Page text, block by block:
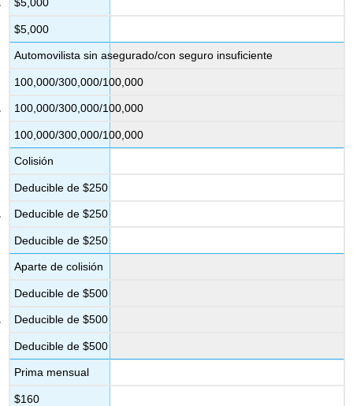
$5,000
$5,000
Automovilista sin asegurado/con seguro insuficiente
100,000/300,000/100,000
100,000/300,000/100,000
100,000/300,000/100,000
Colisión
Deducible de $250
Deducible de $250
Deducible de $250
Aparte de colisión
Deducible de $500
Deducible de $500
Deducible de $500
Prima mensual
$160